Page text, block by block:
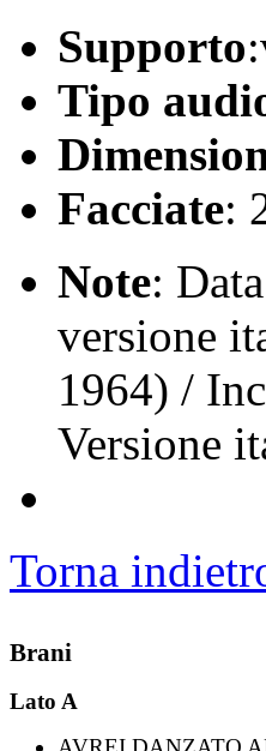
Supporto
Tipo
Facciate:
Note:
versione
1964) /
Versione
Torna
Brani
Lato A